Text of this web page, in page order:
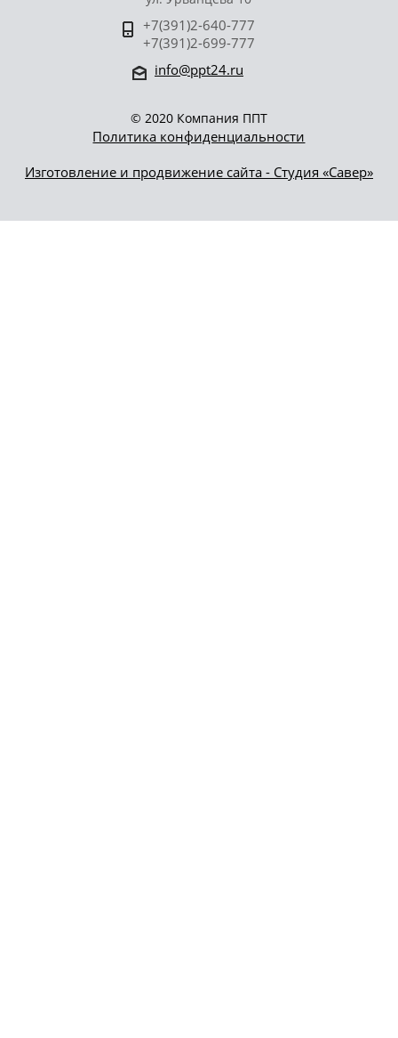
+7(391)2-640-777
+7(391)2-699-777
info@ppt24.ru
© 2020 Компания ППТ
Политика конфиденциальности
Изготовление и продвижение сайта - Студия «Савер»